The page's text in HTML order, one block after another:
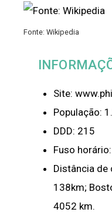
Fonte: Wikipedia
Site:
População:
DDD: 215
Fuso
Distância de
138km;
4052 km.